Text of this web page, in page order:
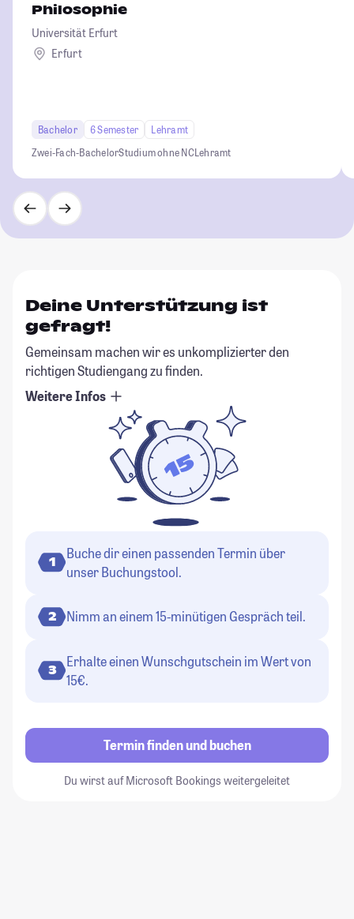
Philosophie
Universität Erfurt
Erfurt
Bachelor 6 Semester
Lehramt
Zwei-Fach-BachelorStudium ohne NCLehramt
Deine Unterstützung ist
gefragt!
Gemeinsam machen wir es unkomplizierter den
richtigen Studiengang zu finden.
Weitere Infos
1
Buche dir einen passenden Termin über
unser Buchungstool.
2 Nimm an einem 15-minütigen Gespräch teil.
3
Erhalte einen Wunschgutschein im Wert von
15€.
Termin finden und buchen
Du wirst auf Microsoft Bookings weitergeleitet